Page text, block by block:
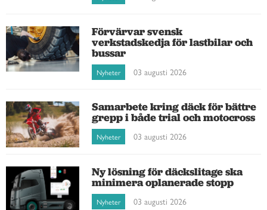
Förvärvar svensk
verkstadskedja för lastbilar och
bussar
Nyheter 03 augusti 2026
Samarbete kring däck för bättre
grepp i både trial och motocross
Nyheter 03 augusti 2026
Ny lösning för däckslitage ska
minimera oplanerade stopp
Nyheter 03 augusti 2026